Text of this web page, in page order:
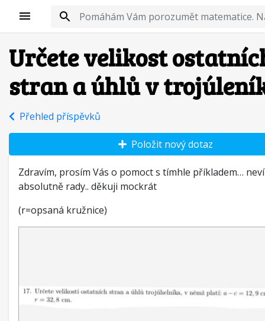
Určete velikost
stran a úhlů v
Přehled příspěvků
Zdravím, prosím Vás o pomoct s tímhle příkladem…
absolutně rady.. děkuji mockrát
(r=opsaná kružnice)
Položit nový dotaz